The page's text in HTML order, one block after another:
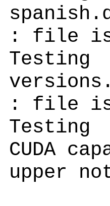
: file is
: file is
CUDA
upper